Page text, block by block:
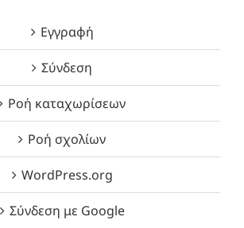
Εγγραφή
Σύνδεση
Ροή καταχωρίσεων
Ροή σχολίων
WordPress.org
Σύνδεση με Google